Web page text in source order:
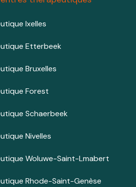
Ixelles
Etterbeek
Bruxelles
Forest
Schaerbeek
Nivelles
Woluwe-Saint-Lmabert
Rhode-Saint-Genèse